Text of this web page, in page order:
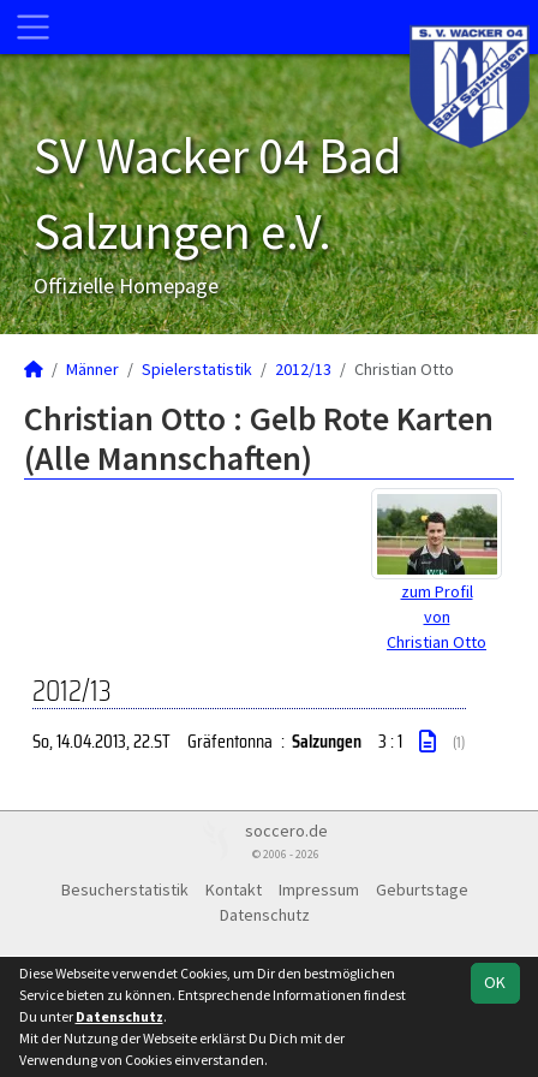
SV Wacker 04 Bad
Salzungen e.V.
Offizielle Homepage
Männer Spielerstatistik 2012/13 Christian Otto
Christian Otto : Gelb Rote Karten
(Alle Mannschaften)
zum Profil
von
Christian Otto
2012/13
So, 14.04.2013, 22.ST Gräfentonna : Salzungen 3 : 1 (1)
soccero.de
© 2006 - 2026
Besucherstatistik Kontakt Impressum
Geburtstage
Datenschutz
OK
Diese Webseite verwendet Cookies, um Dir den bestmöglichen
Service bieten zu können. Entsprechende Informationen findest
Du unter Datenschutz.
Mit der Nutzung der Webseite erklärst Du Dich mit der
Verwendung von Cookies einverstanden.